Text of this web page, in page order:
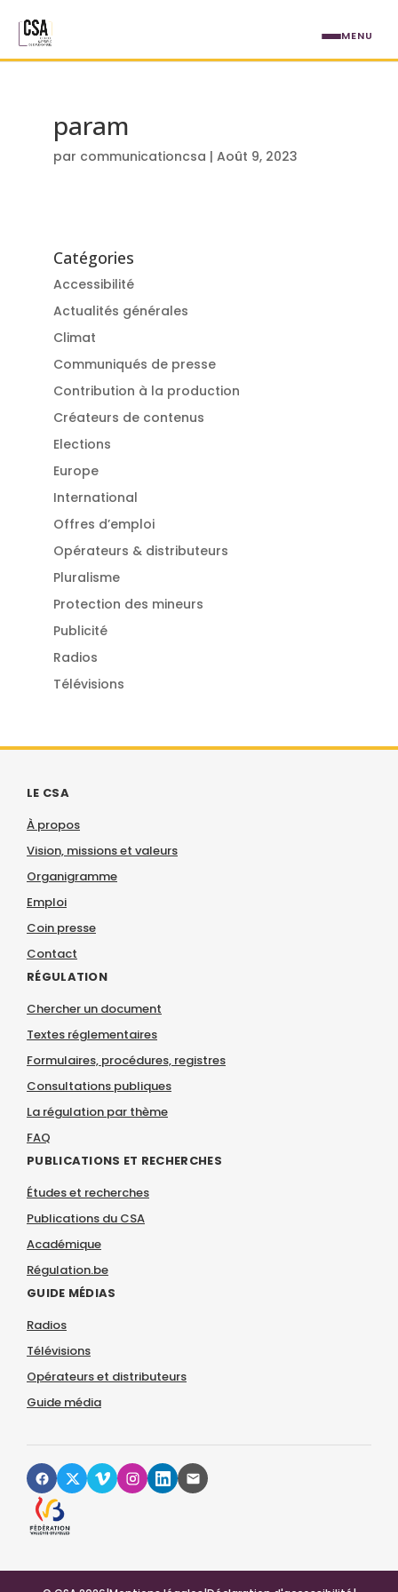
param
par communicationcsa | Août 9, 2023
Catégories
Accessibilité
Actualités générales
Climat
Communiqués de presse
Contribution à la production
Créateurs de contenus
Elections
Europe
International
Offres d’emploi
Opérateurs & distributeurs
Pluralisme
Protection des mineurs
Publicité
Radios
Télévisions
LE CSA
À propos
Vision, missions et valeurs
Organigramme
Emploi
Coin presse
Contact
RÉGULATION
Chercher un document
Textes réglementaires
Formulaires, procédures, registres
Consultations publiques
La régulation par thème
FAQ
PUBLICATIONS ET RECHERCHES
Études et recherches
Publications du CSA
Académique
Régulation.be
GUIDE MÉDIAS
Radios
Télévisions
Opérateurs et distributeurs
Guide média
MENU